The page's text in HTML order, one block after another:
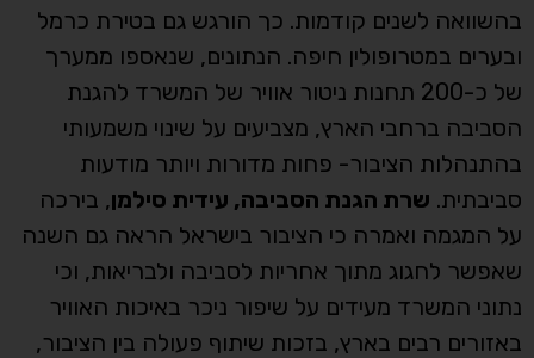
בהשוואה לשנים קודמות. כך הורגש גם בטירת כרמל
ובערים במטרופולין חיפה. הנתונים, שנאספו ממערך
של כ-200 תחנות ניטור אוויר של המשרד להגנת
הסביבה ברחבי הארץ, מצביעים על שינוי משמעותי
בהתנהלות הציבור- פחות מדורות ויותר מודעות
סביבתית. שרת הגנת הסביבה, עידית סילמן, בירכה
על המגמה ואמרה כי הציבור בישראל הראה גם השנה
שאפשר לחגוג מתוך אחריות לסביבה ולבריאות, וכי
נתוני המשרד מעידים על שיפור ניכר באיכות האוויר
באזורים רבים בארץ, בזכות שיתוף פעולה בין הציבור,